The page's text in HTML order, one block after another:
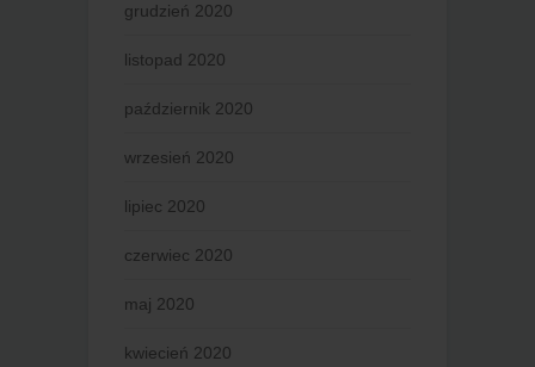
grudzień 2020
listopad 2020
październik 2020
wrzesień 2020
lipiec 2020
czerwiec 2020
maj 2020
kwiecień 2020